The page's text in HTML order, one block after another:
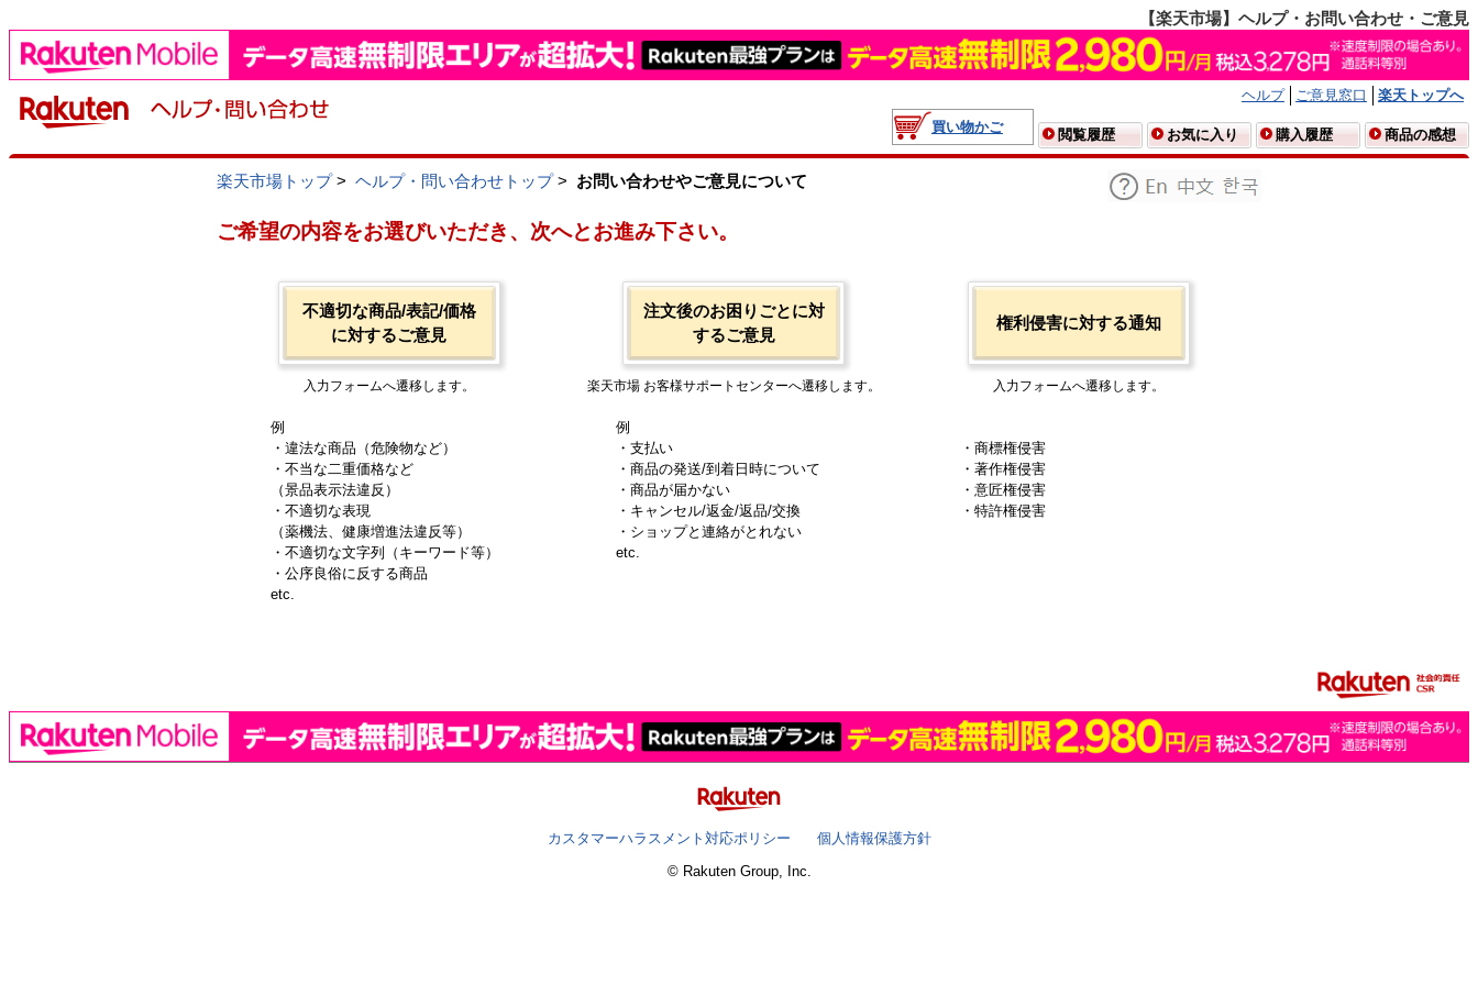
【楽天市場】ヘルプ・お問い合わせ・ご意見
ヘルプ ご意見窓口
楽天トップへ
買い物かご
閲覧履歴 お気に入り 購入履歴 商品の感想
楽天市場トップ> ヘルプ・問い合わせトップ> お問い合わせやご意見について
ご希望の内容をお選びいただき、次へとお進み下さい。
不適切な商品/表記/価格
に対するご意見
入力フォームへ遷移します。
例
・違法な商品（危険物など）
・不当な二重価格など
（景品表示法違反）
・不適切な表現
（薬機法、健康増進法違反等）
・不適切な文字列（キーワード等）
・公序良俗に反する商品
etc.
注文後のお困りごとに対
するご意見
楽天市場 お客様サポートセンターへ遷移します。
例
・支払い
・商品の発送/到着日時について
・商品が届かない
・キャンセル/返金/返品/交換
・ショップと連絡がとれない
etc.
権利侵害に対する通知
入力フォームへ遷移します。
・商標権侵害
・著作権侵害
・意匠権侵害
・特許権侵害
カスタマーハラスメント対応ポリシー
個人情報保護方針
© Rakuten Group, Inc.